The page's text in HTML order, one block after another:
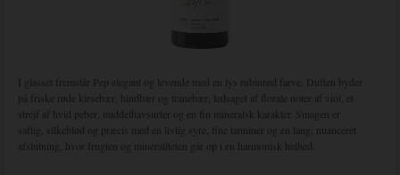
I glasset fremstår Pep elegant og levende med en lys rubinrød farve. Duften byder
på friske røde kirsebær, hindbær og tranebær, ledsaget af florale noter af viol, et
strejf af hvid peber, middelhavsurter og en fin mineralsk karakter. Smagen er
saftig, silkeblød og præcis med en livlig syre, fine tanniner og en lang, nuanceret
afslutning, hvor frugten og mineraliteten går op i en harmonisk helhed.